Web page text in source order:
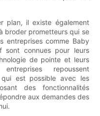
plan, il existe également
broder prometteurs qui se
entreprises comme Baby
sont connues pour leurs
de pointe et leurs
repoussent
est possible avec les
des fonctionnalités
aux demandes des